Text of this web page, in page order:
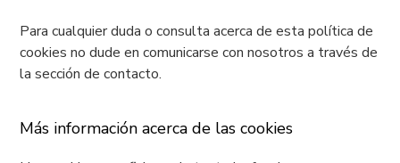
Para cualquier duda o consulta acerca de esta política de
cookies no dude en comunicarse con nosotros a través de
la sección de contacto.
Más información acerca de las cookies